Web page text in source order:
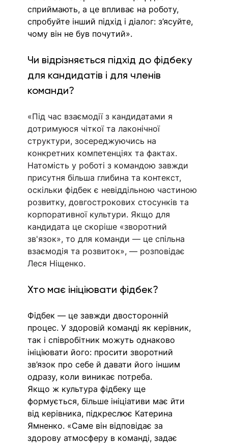
сприймають, а це впливає на роботу,
спробуйте інший підхід і діалог: з’ясуйте,
чому він не був почутий».
Чи відрізняється підхід до фідбеку
для кандидатів і для членів
команди?
«Під час взаємодії з кандидатами я
дотримуюся чіткої та лаконічної
структури, зосереджуючись на
конкретних компетенціях та фактах.
Натомість у роботі з командою завжди
присутня більша глибина та контекст,
оскільки фідбек є невіддільною частиною
розвитку, довгострокових стосунків та
корпоративної культури. Якщо для
кандидата це скоріше «зворотний
зв'язок», то для команди — це спільна
взаємодія та розвиток», — розповідає
Леся Ніщенко.
Хто має ініціювати фідбек?
Фідбек — це завжди двосторонній
процес. У здоровій команді як керівник,
так і співробітник можуть однаково
ініціювати його: просити зворотний
зв’язок про себе й давати його іншим
одразу, коли виникає потреба.
Якщо ж культура фідбеку ще
формується, більше ініціативи має йти
від керівника, підкреслює Катерина
Ямненко. «Саме він відповідає за
здорову атмосферу в команді, задає